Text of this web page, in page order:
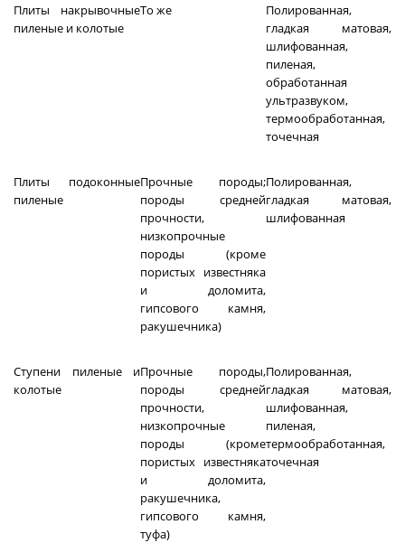
Плиты накрывочные
пиленые и колотые
То же
Полированная,
гладкая матовая,
шлифованная,
пиленая,
обработанная
ультразвуком,
термообработанная,
точечная
Плиты подоконные
пиленые
Прочные породы;
породы средней
прочности,
низкопрочные
породы (кроме
пористых известняка
и доломита,
гипсового камня,
ракушечника)
Полированная,
гладкая матовая,
шлифованная
Ступени пиленые и
колотые
Прочные породы,
породы средней
прочности,
низкопрочные
породы (кроме
пористых известняка
и доломита,
ракушечника,
гипсового камня,
туфа)
Полированная,
гладкая матовая,
шлифованная,
пиленая,
термообработанная,
точечная